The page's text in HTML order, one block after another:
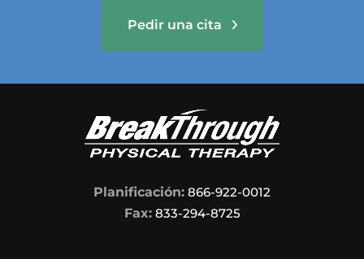
Pedir una cita
Planificación: 866-922-0012
Fax:833-294-8725